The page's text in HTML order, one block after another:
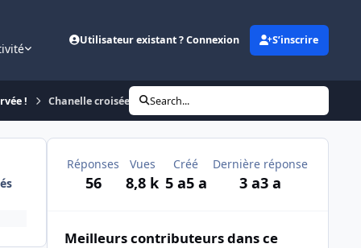
Utilisateur existant ? Connexion S’inscrire
! Chanelle croisée shih tzu âgée de 14 ans
Search...
Réponses
56
Vues
8,8 k
Créé
5 a5 a
Dernière réponse
3 a3 a
Meilleurs contributeurs dans ce